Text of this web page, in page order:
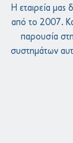
Η εταιρεία μας
από το 2007.
παρουσία
συστημάτων